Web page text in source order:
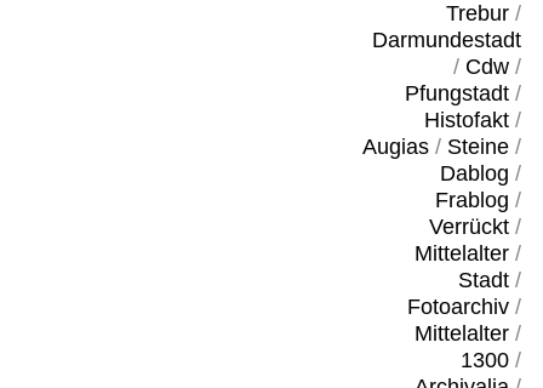
Trebur/
Darmundestadt
/ Cdw/
Pfungstadt/
Histofakt/
Augias/ Steine/
Dablog /
Frablog /
Verrückt/
Mittelalter/
Stadt/
Fotoarchiv/
Mittelalter/
1300/